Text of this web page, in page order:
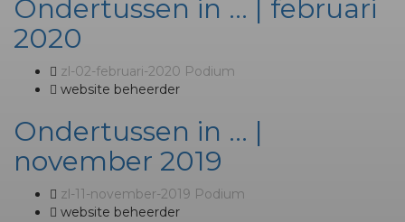
Ondertussen in … | februari
2020
zl-02-februari-2020 Podium
website beheerder
Ondertussen in … |
november 2019
zl-11-november-2019 Podium
website beheerder